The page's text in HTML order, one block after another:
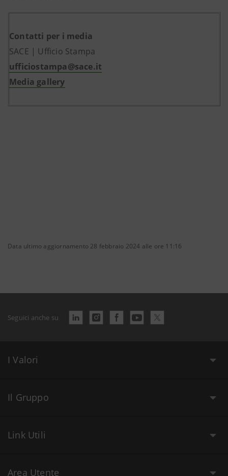
Contatti per i media
SACE | Ufficio Stampa
ufficiostampa@sace.it
Media gallery
Data ultimo aggiornamento 28 febbraio 2024 alle ore 11:16
Seguici anche su
I Valori
Il Gruppo
Link Utili
Area Utente